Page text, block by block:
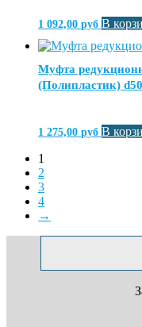
1 092,00 руб В
Муфта
(Полипластик)
1 275,00 руб В
1
2
3
4
→